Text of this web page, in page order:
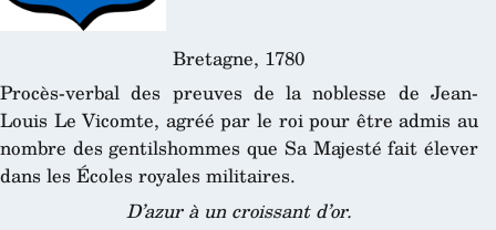
Bretagne, 1780
Procès-verbal des preuves de la noblesse de Jean-
Louis Le Vicomte, agréé par le roi pour être admis au
nombre des gentilshommes que Sa Majesté fait élever
dans les Écoles royales militaires.
D’azur à un croissant d’or.